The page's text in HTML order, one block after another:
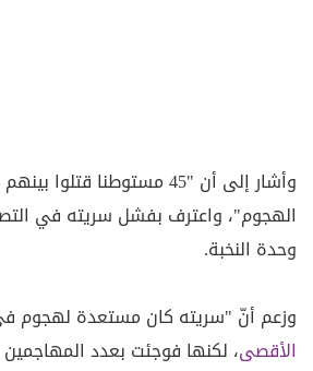
وحدة النخبة.
وزعم أنّ "سريته كان مستعدة لهجوم
الأقصى، لكنها فوجئت بعدد المهاجمين